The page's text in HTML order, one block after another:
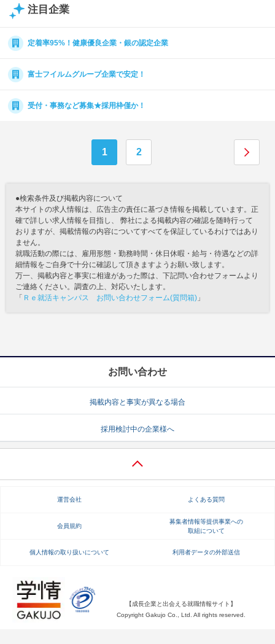
注目企業
定着率95%！健康優良企業・銀の認定企業
富士フイルムグループ企業で安定！
受付・事務など募集★採用枠僅か！
1 2
●検索条件及び掲載内容について
本サイトの求人情報は、広告主の責任に基づき情報を掲載しています。正
確で詳しい求人情報を目指し、 弊社による掲載内容の確認を随時行って
おりますが、掲載情報の内容についてすべてを保証しているわけではあり
ません。
就職活動の際には、雇用形態・勤務時間・休日休暇・給与・待遇などの詳
細情報をご自身で十分に確認して頂きますようお願い致します。
万一、掲載内容と事実に相違があった際は、下記問い合わせフォームより
ご連絡ください。調査の上、対応いたします。
「 Ｒｅ就活キャンパス お問い合わせフォーム(質問箱) 」
お問い合わせ
掲載内容と事実が異なる場合
採用検討中の企業様へ
運営会社 よくある質問
会員規約
募集者情報等提供事業への
取組について
個人情報の取り扱いについて 利用者データの外部送信
【成長企業と出会える就職情報サイト】
Copyright Gakujo Co., Ltd. All rights reserved.